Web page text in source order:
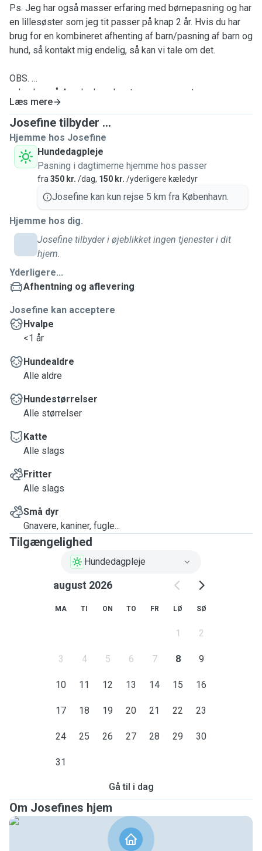
Ps. Jeg har også masser erfaring med børnepasning og har
en lillesøster som jeg tit passer på knap 2 år. Hvis du har
brug for en kombineret afhenting af barn/pasning af barn og
hund, så kontakt mig endelig, så kan vi tale om det.
OBS.
- Jeg bor på 4. sal uden elevator og mange store
hunderacer kan jo have tendens til hofteproblemer - men i
det tilfælde kan jeg passe din hund hjemme hos dig.
- Jeg har ingen bil, så hvis du ønsker afhentning/aflevering
af din hund mere end 5-7 km væk, så skal den kunne tage
offentlig transport.
Læs mere
Josefine tilbyder ...
Hjemme hos Josefine
Hundedagpleje
Pasning i dagtimerne hjemme hos passer
fra 350 kr. /dag, 150 kr. /yderligere kæledyr
Josefine kan kun rejse 5 km fra København.
Hjemme hos dig.
Josefine tilbyder i øjeblikket ingen tjenester i dit
hjem.
Yderligere...
Afhentning og aflevering
Josefine kan acceptere
Hvalpe
<1 år
Hundealdre
Alle aldre
Hundestørrelser
Alle størrelser
Katte
Alle slags
Fritter
Alle slags
Små dyr
Gnavere, kaniner, fugle...
Tilgængelighed
Hundedagpleje
august 2026
MA TI ON TO FR LØ SØ
1 2
3 4 5 6 7 8 9
10 11 12 13 14 15 16
17 18 19 20 21 22 23
24 25 26 27 28 29 30
31
Gå til i dag
Om Josefines hjem